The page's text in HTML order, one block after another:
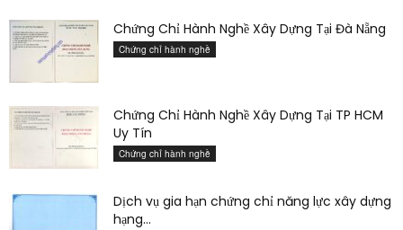
Chứng Chỉ Hành Nghề Xây Dựng Tại Đà Nẵng
Chứng chỉ hành nghề
Chứng Chỉ Hành Nghề Xây Dựng Tại TP HCM
Uy Tín
Chứng chỉ hành nghề
Dịch vụ gia hạn chứng chỉ năng lực xây dựng
hạng...